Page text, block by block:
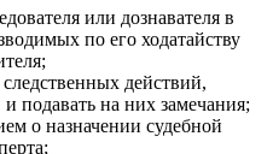
или дознавателя в
по его ходатайству
действий,
подавать на них замечания;
о назначении судебной